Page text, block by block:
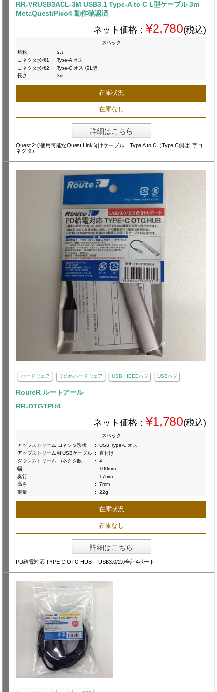
RR-VRUSB3ACL-3M USB3.1 Type-A to C L型ケーブル 3m
MetaQuest/Pico4 動作確認済
ネット価格： ¥2,780(税込)
スペック
規格
:
3.1
コネクタ形状1
:
Type-A オス
コネクタ形状2
:
Type-C オス 横L型
長さ
: 3m
在庫状況
在庫なし
詳細はこちら
Quest 2で使用可能なQuest Link向けケーブル Type A to C（Type C側はL字コ
ネクタ）
ハードウェア その他ハードウェア USB・IEEEハブ USBハブ
RouteR ルートアール
RR-OTGTPU4
ネット価格： ¥1,780(税込)
スペック
アップストリーム コネクタ形状
:
USB Type-C オス
アップストリーム用 USBケーブル :
直付け
ダウンストリーム コネクタ数
:
4
幅
:
100mm
奥行
:
17mm
高さ
:
7mm
重量
: 22g
在庫状況
在庫なし
詳細はこちら
PD給電対応 TYPE-C OTG HUB USB3.0/2.0合計4ポート